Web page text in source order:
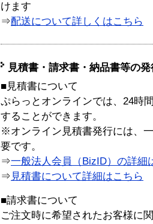
けます
⇒配送について詳しくはこちら
見積書・請求書・納品書等の
■見積書について
ぷらっとオンラインでは、24時
することができます。
※オンライン見積書発行には、
要です。
⇒一般法人会員（BizID）の詳細
⇒ 見積書について詳細はこちら
■請求書について
ご注文時に希望されたお客様に